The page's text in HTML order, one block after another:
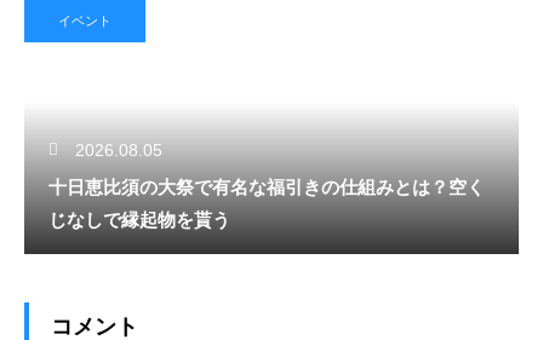
イベント
2026.08.05
十日恵比須の大祭で有名な福引きの仕組みとは？空く
じなしで縁起物を貰う
コメント